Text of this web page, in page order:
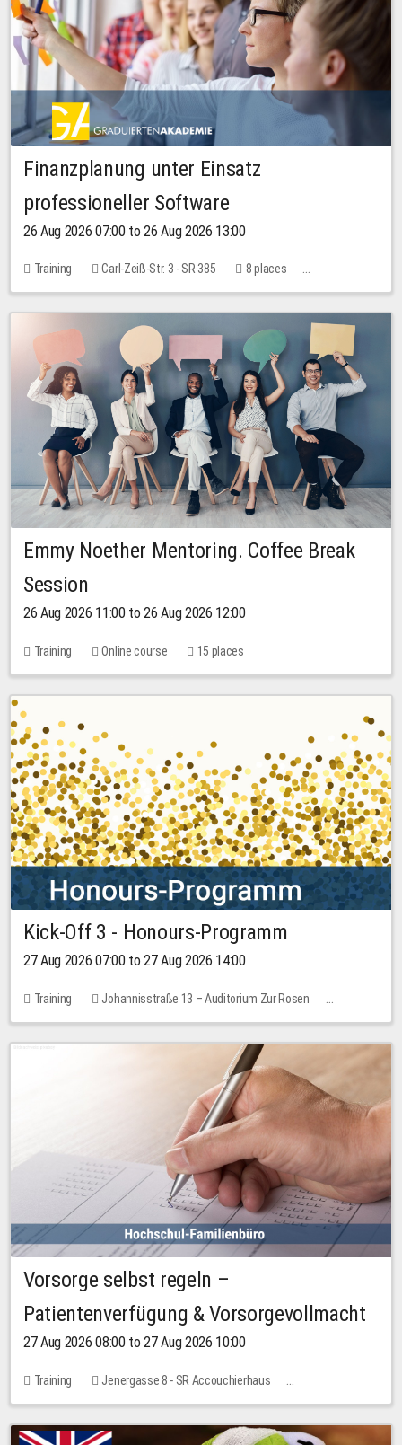
Finanzplanung unter Einsatz
professioneller Software
26 Aug 2026 07:00 to 26 Aug 2026 13:00
Training Carl-Zeiß-Str. 3 - SR 385
8 places
20.00 EUR
Emmy Noether Mentoring. Coffee Break
Session
26 Aug 2026 11:00 to 26 Aug 2026 12:00
Training Online course 15 places
Kick-Off 3 - Honours-Programm
27 Aug 2026 07:00 to 27 Aug 2026 14:00
Training
Johannisstraße 13 – Auditorium Zur Rosen
11 places
Vorsorge selbst regeln –
Patientenverfügung & Vorsorgevollmacht
27 Aug 2026 08:00 to 27 Aug 2026 10:00
Training
Jenergasse 8 - SR Accouchierhaus
No free places